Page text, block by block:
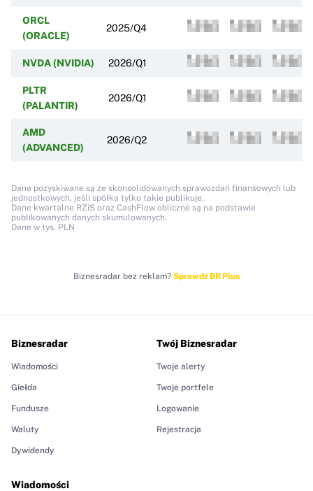
ORCL
(ORACLE)
2025/Q4
NVDA (NVIDIA) 2026/Q1
PLTR
(PALANTIR)
2026/Q1
AMD
(ADVANCED)
2026/Q2
Dane pozyskiwane są ze skonsolidowanych sprawozdań finansowych lub
jednostkowych, jeśli spółka tylko takie publikuje.
Dane kwartalne RZiS oraz CashFlow obliczne są na podstawie
publikowanych danych skumulowanych.
Dane w tys. PLN
Biznesradar bez reklam? Sprawdź BR Plus
Biznesradar
Wiadomości
Giełda
Fundusze
Waluty
Dywidendy
Wiadomości
Twój Biznesradar
Twoje alerty
Twoje portfele
Logowanie
Rejestracja